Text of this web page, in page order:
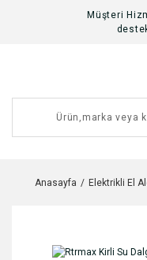
Müşteri
Anasayfa Elektrikli El